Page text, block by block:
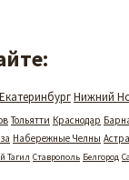
ЕкатеринбургНижний
Тольятти Краснодар
Набережные Челны
Тагил Ставрополь Белгород